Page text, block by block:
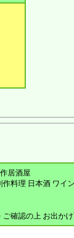
居酒屋
料理 日本酒 ワイ
確認の上 お出かけ